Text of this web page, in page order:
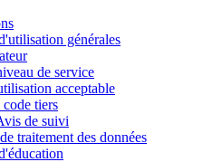
générales
de service
acceptable
tiers
de suivi
traitement des données